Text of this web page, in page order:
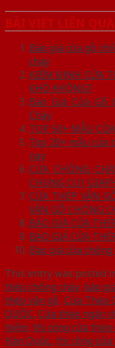
BÀI VIẾT LIÊN
Báo giá cửa gỗ
cháy
KIỂM ĐỊNH CỬA
KHÓ KHÔNG?
Báo Giá Cửa Gỗ
Cháy
TOP 50+ MẪU
Top 20+ mẫu
nay
CỬA CHỐNG
CHUNG CƯ|
CỬA THÉP VÂN
VÂN GỖ CHỐNG
BÁO GIÁ CỬA
BÁO GIÁ CỬA
Báo giá cửa
This entry was posted
thép chống cháy, báo
thép vân gỗ, Cửa Thép
QUỐC, Cửa thép ngăn
hiểm, thi công cửa thép
Hàn Quốc., thi công